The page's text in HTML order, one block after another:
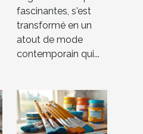
fascinantes, s'est
transformé en un
atout de mode
contemporain qui...